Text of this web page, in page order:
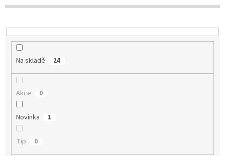
o
u
Na skladě 24
Akce 0
Novinka 1
Tip 0